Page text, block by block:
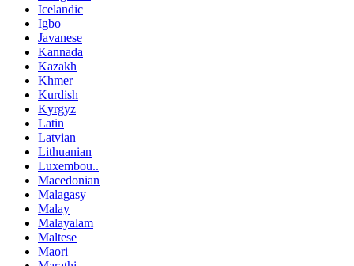
Icelandic
Igbo
Javanese
Kannada
Kazakh
Khmer
Kurdish
Kyrgyz
Latin
Latvian
Lithuanian
Luxembou..
Macedonian
Malagasy
Malay
Malayalam
Maltese
Maori